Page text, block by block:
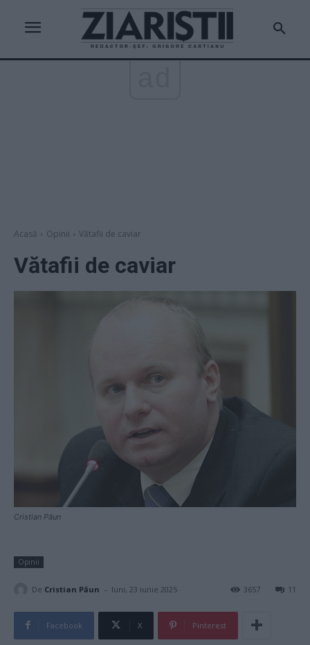
Acasă Opinii Vătafii de caviar
Vătafii de caviar
Cristian Păun
Opinii
De Cristian Păun - luni, 23 iunie 2025 11
3657
Facebook X Pinterest